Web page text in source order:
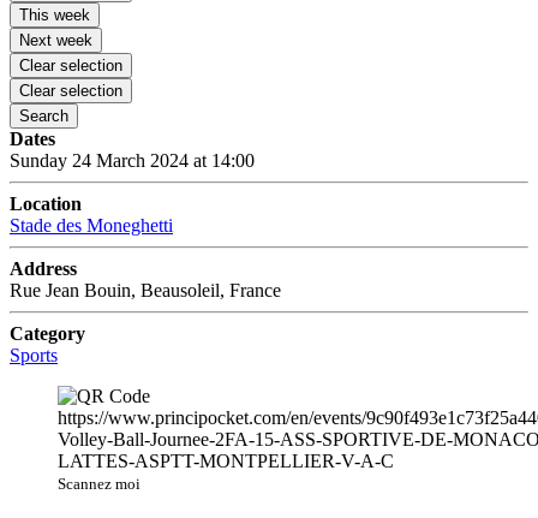
This week
Next week
Clear selection
Clear selection
Search
Dates
Sunday 24 March 2024 at 14:00
Location
Stade des Moneghetti
Address
Rue Jean Bouin, Beausoleil, France
Category
Sports
Scannez moi